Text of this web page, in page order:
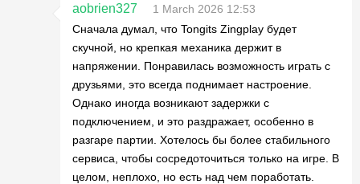
aobrien327
1 March 2026 12:53
Сначала думал, что Tongits Zingplay будет
скучной, но крепкая механика держит в
напряжении. Понравилась возможность играть с
друзьями, это всегда поднимает настроение.
Однако иногда возникают задержки с
подключением, и это раздражает, особенно в
разгаре партии. Хотелось бы более стабильного
сервиса, чтобы сосредоточиться только на игре. В
целом, неплохо, но есть над чем поработать.